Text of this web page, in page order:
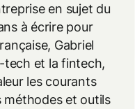
en sujet du
à écrire pour
Gabriel
tech et la fintech,
les courants
méthodes et outils